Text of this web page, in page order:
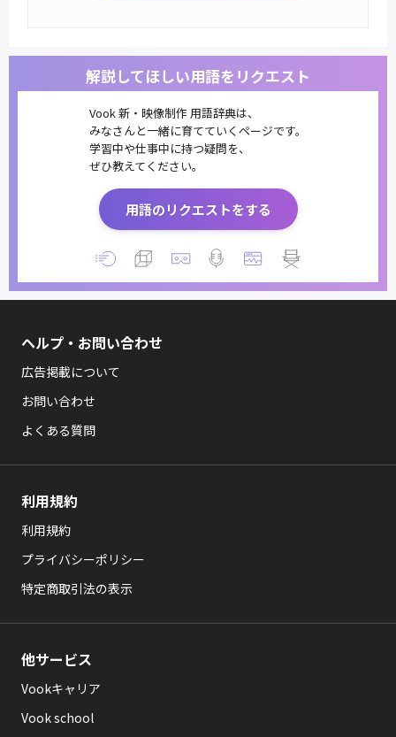
解説してほしい用語をリクエスト
Vook 新・映像制作 用語辞典は、
みなさんと一緒に育てていくページです。
学習中や仕事中に持つ疑問を、
ぜひ教えてください。
用語のリクエストをする
ヘルプ・お問い合わせ
広告掲載について
お問い合わせ
よくある質問
利用規約
利用規約
プライバシーポリシー
特定商取引法の表示
他サービス
Vookキャリア
Vook school